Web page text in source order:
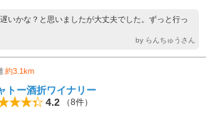
いかな？と思いましたが大丈夫でした。ずっと行っ
by らんちゅうさん
約3.1km
トー酒折ワイナリー
4.2
（8件）